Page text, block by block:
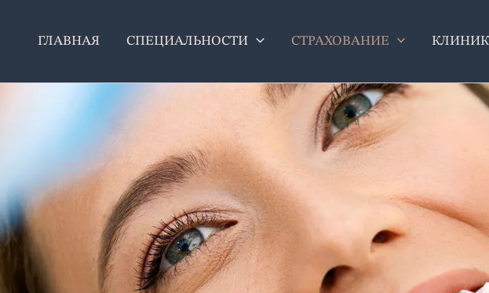
ГЛАВНАЯ СПЕЦИАЛЬНОСТИ СТРАХОВАНИЕ